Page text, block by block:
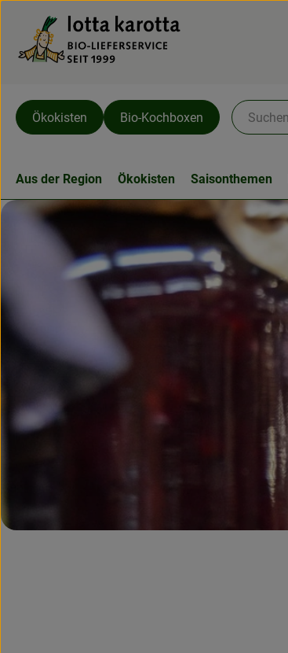
Ökokisten Bio-Kochboxen
Aus der Region Ökokisten Saisonthemen